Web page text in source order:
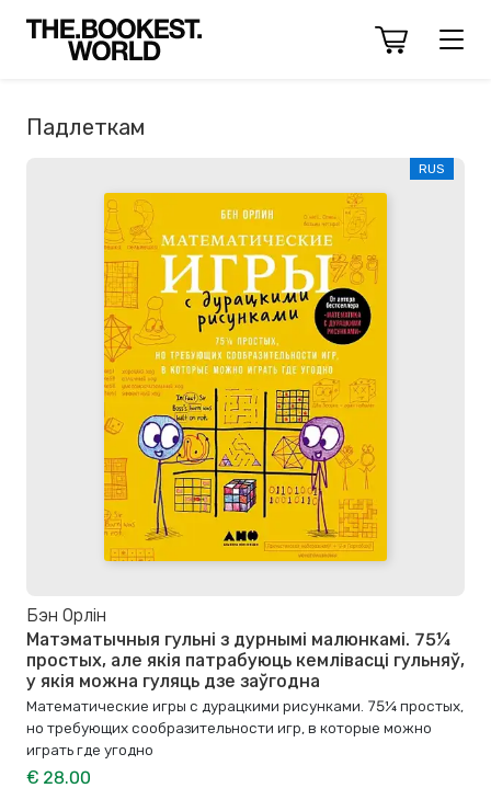
Падлеткам
RUS
Бэн Орлін
Матэматычныя гульні з дурнымі малюнкамі. 75¼
простых, але якія патрабуюць кемлівасці гульняў,
у якія можна гуляць дзе заўгодна
Математические игры с дурацкими рисунками. 75¼ простых,
но требующих сообразительности игр, в которые можно
играть где угодно
€ 28.00